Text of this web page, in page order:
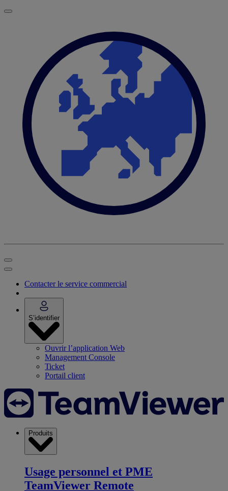
Contacter le service commercial
S’identifier
Ouvrir l’application Web
Management Console
Ticket
Portail client
Produits
Usage personnel et PME
TeamViewer Remote